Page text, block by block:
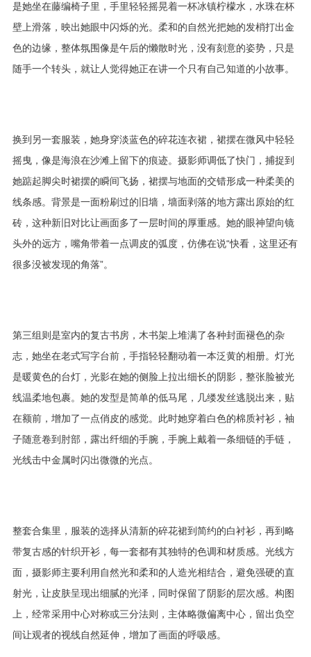
是她坐在藤编椅子里，手里轻轻摇晃着一杯冰镇柠檬水，水珠在杯
壁上滑落，映出她眼中闪烁的光。柔和的自然光把她的发梢打出金
色的边缘，整体氛围像是午后的懒散时光，没有刻意的姿势，只是
随手一个转头，就让人觉得她正在讲一个只有自己知道的小故事。
换到另一套服装，她身穿淡蓝色的碎花连衣裙，裙摆在微风中轻轻
摇曳，像是海浪在沙滩上留下的痕迹。摄影师调低了快门，捕捉到
她踮起脚尖时裙摆的瞬间飞扬，裙摆与地面的交错形成一种柔美的
线条感。背景是一面粉刷过的旧墙，墙面剥落的地方露出原始的红
砖，这种新旧对比让画面多了一层时间的厚重感。她的眼神望向镜
头外的远方，嘴角带着一点调皮的弧度，仿佛在说“快看，这里还有
很多没被发现的角落”。
第三组则是室内的复古书房，木书架上堆满了各种封面褪色的杂
志，她坐在老式写字台前，手指轻轻翻动着一本泛黄的相册。灯光
是暖黄色的台灯，光影在她的侧脸上拉出细长的阴影，整张脸被光
线温柔地包裹。她的发型是简单的低马尾，几缕发丝逃脱出来，贴
在额前，增加了一点俏皮的感觉。此时她穿着白色的棉质衬衫，袖
子随意卷到肘部，露出纤细的手腕，手腕上戴着一条细链的手链，
光线击中金属时闪出微微的光点。
整套合集里，服装的选择从清新的碎花裙到简约的白衬衫，再到略
带复古感的针织开衫，每一套都有其独特的色调和材质感。光线方
面，摄影师主要利用自然光和柔和的人造光相结合，避免强硬的直
射光，让皮肤呈现出细腻的光泽，同时保留了阴影的层次感。构图
上，经常采用中心对称或三分法则，主体略微偏离中心，留出负空
间让观者的视线自然延伸，增加了画面的呼吸感。